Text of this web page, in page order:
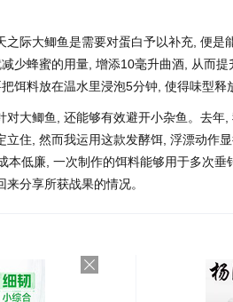
际大鲫鱼是需要对蛋白予以补充, 便是
少蜂蜜的用量, 增添10毫升曲酒, 从而
饵料放在温水里浸泡5分钟, 使得味型释
大鲫鱼, 还能够有效避开小杂鱼。去年
立住, 然而我运用这款发酵饵, 浮漂动作
本低廉, 一次制作的饵料能够用于多次垂
来分享所获战果的情况。